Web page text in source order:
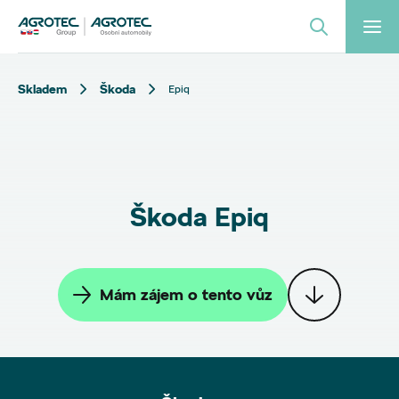
Skladem Škoda Epiq
Škoda Epiq
Mám zájem o tento vůz